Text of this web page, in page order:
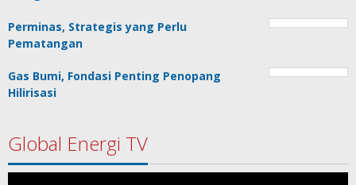
Perminas, Strategis yang Perlu
Pematangan
Gas Bumi, Fondasi Penting Penopang
Hilirisasi
Global Energi TV